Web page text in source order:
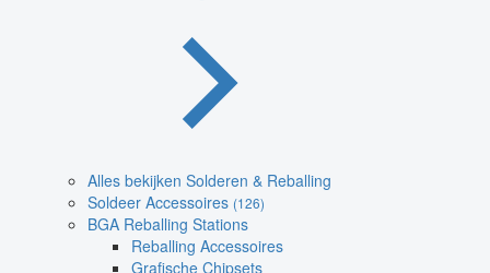
Alles bekijken Solderen & Reballing
Soldeer Accessoires (126)
BGA Reballing Stations
Reballing Accessoires
Grafische Chipsets